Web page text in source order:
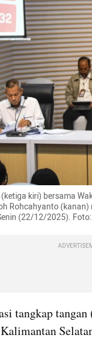
kiri) bersama
Rohcahyanto
(22/12/2025).
tangkap